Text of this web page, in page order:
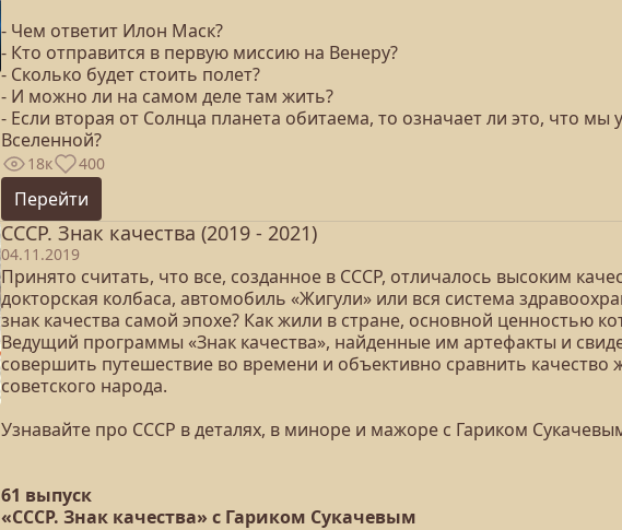
- Чем ответит Илон Маск?
- Кто отправится в первую миссию на Венеру?
- Сколько будет стоить полет?
- И можно ли на самом деле там жить?
- Если вторая от Солнца планета обитаема, то означает ли это, что мы
Вселенной?
18к 400
Перейти
СССР. Знак качества (2019 - 2021)
04.11.2019
Принято считать, что все, созданное в СССР, отличалось высоким
докторская колбаса, автомобиль «Жигули» или вся система
знак качества самой эпохе? Как жили в стране, основной ценностью
Ведущий программы «Знак качества», найденные им артефакты и
совершить путешествие во времени и объективно сравнить качество
советского народа.
Узнавайте про СССР в деталях, в миноре и мажоре с Гариком
61 выпуск
«СССР. Знак качества» с Гариком Сукачевым